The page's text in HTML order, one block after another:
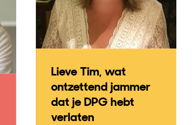
Lieve Tim, wat
ontzettend jammer
dat je DPG hebt
verlaten